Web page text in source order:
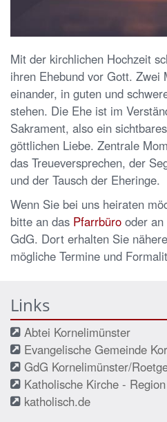
Mit der kirchlichen Hochzeit
ihren Ehebund vor Gott. Zwei
einander, in guten und
stehen. Die Ehe ist im
Sakrament, also ein
göttlichen Liebe. Zentrale
das Treueversprechen, der
und der Tausch der Eheringe.
Wenn Sie bei uns heiraten
bitte an das Pfarrbüro oder
GdG. Dort erhalten Sie
mögliche Termine und
Links
Abtei Kornelimünster
Evangelische Gemeinde
GdG Kornelimünster/
Katholische Kirche -
katholisch.de